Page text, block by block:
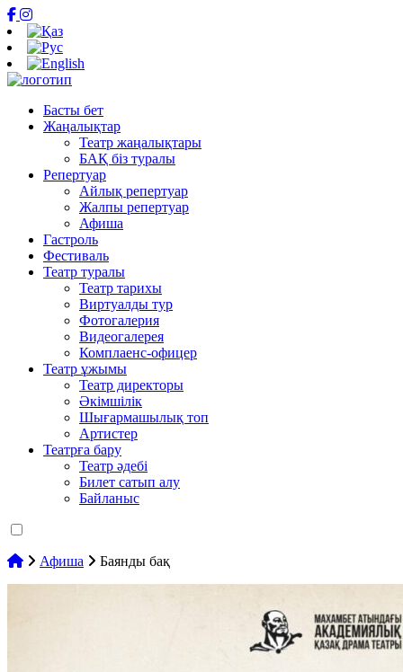
Басты бет
Жаңалықтар
Театр жаңалықтары
БАҚ біз туралы
Репертуар
Айлық репертуар
Жалпы репертуар
Афиша
Гастроль
Фестиваль
Театр туралы
Театр тарихы
Виртуалды тур
Фотогалерия
Видеогалерея
Комплаенс-офицер
Театр ұжымы
Театр директоры
Әкімшілік
Шығармашылық топ
Артистер
Театрға бару
Театр әдебі
Билет сатып алу
Байланыс
Афиша Баянды бақ